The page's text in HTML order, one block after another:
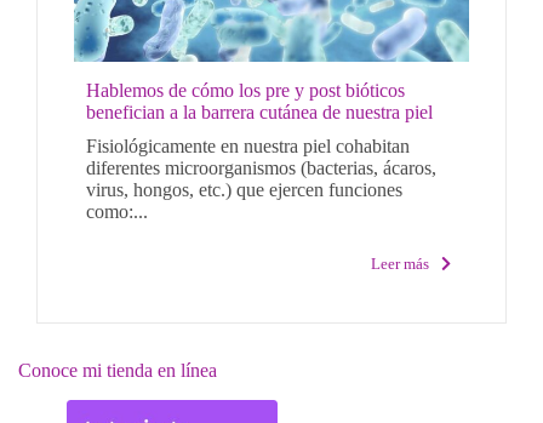
Hablemos de cómo los pre y post bióticos
benefician a la barrera cutánea de nuestra piel
Fisiológicamente en nuestra piel cohabitan
diferentes microorganismos (bacterias, ácaros,
virus, hongos, etc.) que ejercen funciones
como:...
Leer más
Conoce mi tienda en línea